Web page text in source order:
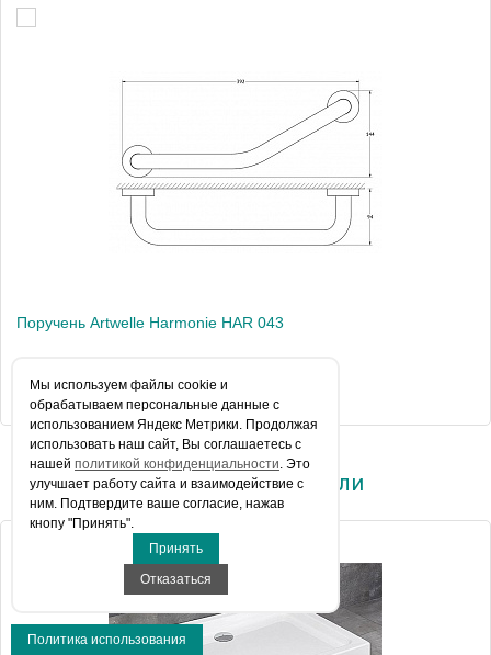
Поручень Artwelle Harmonie HAR 043
5 519 руб.
Вы недавно смотрели
Политика использования
Мы используем файлы сookie и
обрабатываем персональные данные с
использованием Яндекс Метрики. Продолжая
использовать наш сайт, Вы соглашаетесь с
нашей политикой конфиденциальности. Это
улучшает работу сайта и взаимодействие с
ним. Подтвердите ваше согласие, нажав
кнопу "Принять".
Принять
Отказаться